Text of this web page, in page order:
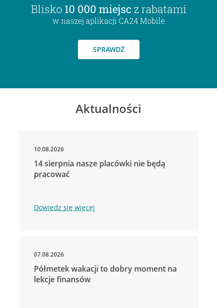
Blisko 10 000 miejsc z rabatami
w naszej aplikacji CA24 Mobile
SPRAWDŹ
Aktualności
10.08.2026
14 sierpnia nasze placówki nie będą
pracować
Dowiedz się więcej
07.08.2026
Półmetek wakacji to dobry moment na
lekcje finansów